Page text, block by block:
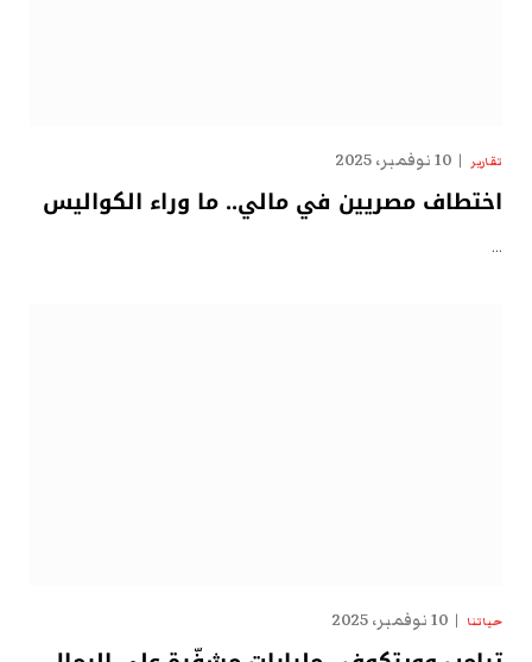
تقارير 10 نوفمبر، 2025
اختطاف مصريين في مالي.. ما وراء الكواليس
…
حياتنا 10 نوفمبر، 2025